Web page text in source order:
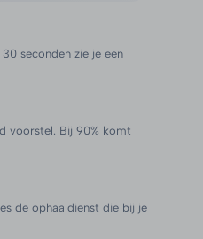
seconden zie je een
voorstel. Bij 90% komt
de ophaaldienst die bij je